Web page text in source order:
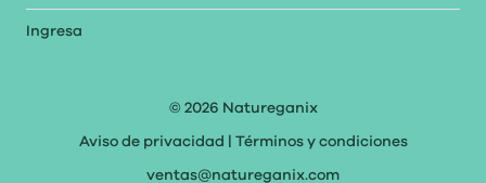
Ingresa
© 2026 Natureganix
Aviso de privacidad Términos y condiciones
ventas@natureganix.com